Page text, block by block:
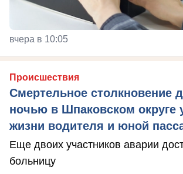
вчера в 10:05
Происшествия
Смертельное столкновение
ночью в Шпаковском округе
жизни водителя и юной
Еще двоих участников аварии
больницу